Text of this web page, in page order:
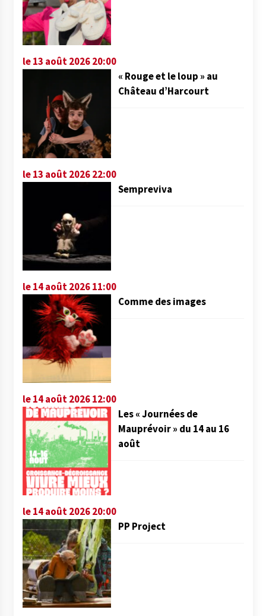
le 13 août 2026 20:00
« Rouge et le loup » au
Château d’Harcourt
le 13 août 2026 22:00
Sempreviva
le 14 août 2026 11:00
Comme des images
le 14 août 2026 12:00
Les « Journées de
Mauprévoir » du 14 au 16
août
le 14 août 2026 20:00
PP Project